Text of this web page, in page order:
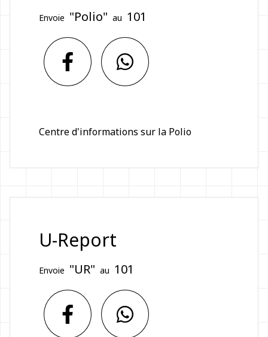
Envoie "Polio" au 101
Centre d'informations sur la Polio
U-Report
Envoie "UR" au 101